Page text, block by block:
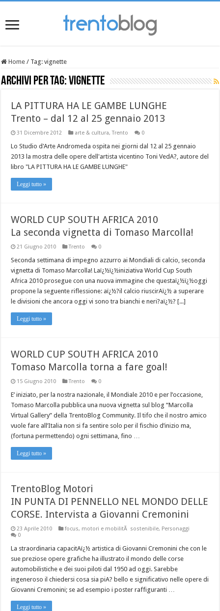
Home / Tag:vignette
Archivi per tag:vignette
LA PITTURA HA LE GAMBE LUNGHE
Trento – dal 12 al 25 gennaio 2013
31 Dicembre 2012 arte & cultura,Trento 0
Lo Studio d'Arte Andromeda ospita nei giorni dal 12 al 25 gennaio
2013 la mostra delle opere dell'artista vicentino Toni VedA?, autore del
libro "LA PITTURA HA LE GAMBE LUNGHE"
Leggi tutto »
WORLD CUP SOUTH AFRICA 2010
La seconda vignetta di Tomaso Marcolla!
21 Giugno 2010 Trento 0
Seconda settimana di impegno azzurro ai Mondiali di calcio, seconda
vignetta di Tomaso Marcolla! Laï¿½ï¿½iniziativa World Cup South
Africa 2010 prosegue con una nuova immagine che questaï¿½ï¿½oggi
propone la seguente riflessione: aï¿½?il calcio riuscirAï¿½ a superare
le divisioni che ancora oggi vi sono tra bianchi e neri?aï¿½? [...]
Leggi tutto »
WORLD CUP SOUTH AFRICA 2010
Tomaso Marcolla torna a fare goal!
15 Giugno 2010 Trento 0
E’ iniziato, per la nostra nazionale, il Mondiale 2010 e per l’occasione,
Tomaso Marcolla pubblica una nuova vignetta sul blog “Marcolla
Virtual Gallery” della TrentoBlog Community. Il tifo che il nostro amico
vuole fare all’Italia non si fa sentire solo per il fischio d’inizio ma,
(fortuna permettendo) ogni settimana, fino …
Leggi tutto »
TrentoBlog Motori
IN PUNTA DI PENNELLO NEL MONDO DELLE
CORSE. Intervista a Giovanni Cremonini
23 Aprile 2010 focus, motori e mobilitÃ sostenibile, Personaggi
0
La straordinaria capacitAï¿½ artistica di Giovanni Cremonini che con le
sue preziose opere grafiche ha illustrato il mondo delle corse
automobilistiche e dei suoi piloti dal 1950 ad oggi. Sarebbe
ingeneroso il chiedersi cosa sia piA? bello e significativo nelle opere di
Giovanni Cremonini; se ad esempio i poster raffiguranti …
Leggi tutto »